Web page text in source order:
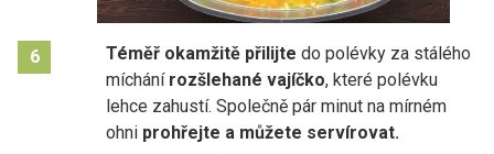
6 Téměř okamžitě přilijte do polévky za stálého
míchání rozšlehané vajíčko, které polévku
lehce zahustí. Společně pár minut na mírném
ohni prohřejte a můžete servírovat.